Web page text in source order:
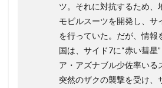
ツ。それに対抗するため、
モビルスーツを開発し、サ
を行っていた。だが、情報
国は、サイド7に“赤い彗星
ア・アズナブル少佐率いる
突然のザクの襲撃を受け、